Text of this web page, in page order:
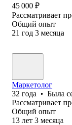
45 000 ₽
Рассматривает
Общий опыт
21 год 3 месяца
Маркетолог
32 года • Была
Рассматривает
Общий опыт
13 лет 3 месяца